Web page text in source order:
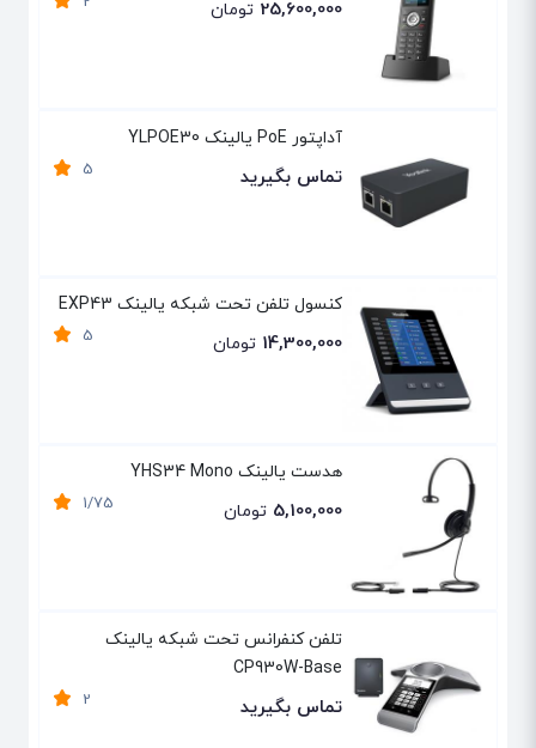
25,600,000 تومان
آداپتور PoE یالینک YLPOE30
5 تماس بگیرید
کنسول تلفن تحت شبکه یالینک EXP43
5 14,300,000 تومان
هدست یالینک YHS34 Mono
1/75 5,100,000 تومان
تلفن کنفرانس تحت شبکه یالینک
CP930W-Base
2 تماس بگیرید